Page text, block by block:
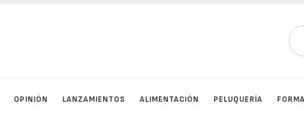
OPINIÓN LANZAMIENTOS ALIMENTACIÓN PELUQUERÍA